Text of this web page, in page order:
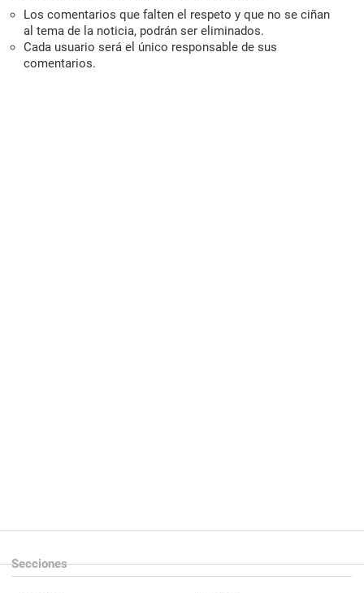
Los comentarios que falten el respeto y que no se ciñan
al tema de la noticia, podrán ser eliminados.
Cada usuario será el único responsable de sus
comentarios.
Secciones